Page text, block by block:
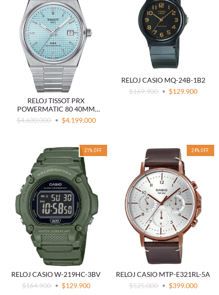
RELOJ TISSOT PRX
POWERMATIC 80 40MM
T137.407.11.351.00
$4.600.000 $4.199.000
RELOJ CASIO MQ-24B-1B2
$169.900
$129.900
21 % OFF
RELOJ CASIO W-219HC-3BV
$164.900
$129.900
24% OFF
RELOJ CASIO MTP-E321RL-5A
$525.000
$399.000